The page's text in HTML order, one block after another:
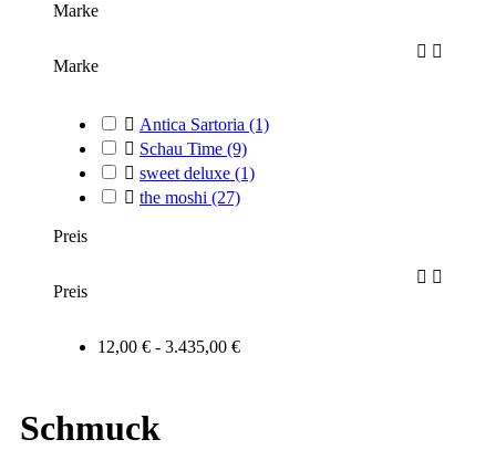
Marke
Marke
 
 Antica Sartoria (1)
 Schau Time (9)
 sweet deluxe (1)
 the moshi (27)
Preis
Preis
 
12,00 € - 3.435,00 €
Schmuck